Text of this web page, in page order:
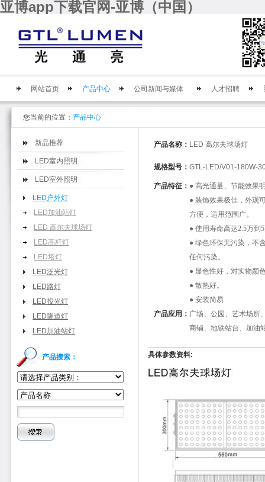
亚博app下载官网-亚博（中国）
网站首页 产品中心 公司新闻与媒体 人才招聘
您当前的位置： 产品中心
新品推荐
LED室内照明
LED室外照明
LED户外灯
LED加油站灯
LED 高尔夫球场灯
LED高杆灯
LED塔灯
LED泛光灯
LED路灯
LED投光灯
LED隧道灯
LED加油站灯
产品搜索：
产品名称： LED 高尔夫球场灯
规格型号： GTL-LED/V01-180W-
产品特征： ● 高光通量、节能效果
● 装饰效果极佳，外观
方便，适用范围广。
● 使用寿命高达2.5万到
● 绿色环保无污染，不
任何污染。
● 显色性好，对实物颜
● 散热好。
● 安装简易
产品应用： 广场、公园、艺术场所
商铺、地铁站台、加油
具体参数资料: